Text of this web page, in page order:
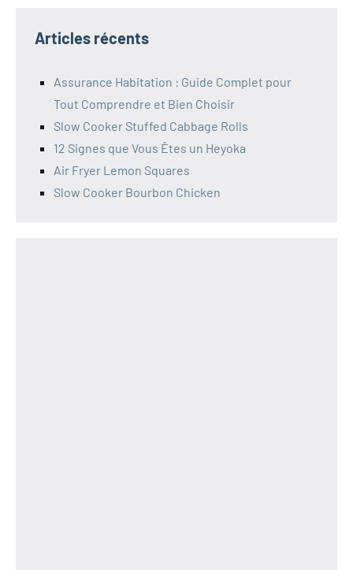
Articles récents
Assurance Habitation : Guide Complet pour
Tout Comprendre et Bien Choisir
Slow Cooker Stuffed Cabbage Rolls
12 Signes que Vous Êtes un Heyoka
Air Fryer Lemon Squares
Slow Cooker Bourbon Chicken